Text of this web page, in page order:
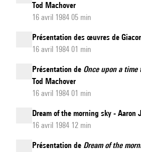
Tod Machover
16 avril 1984 05 min
Présentation des œuvres de
16 avril 1984 01 min
Présentation de Once upon a time
Tod Machover
16 avril 1984 01 min
Dream of the morning sky - Aaron
16 avril 1984 12 min
Présentation de Dream of the